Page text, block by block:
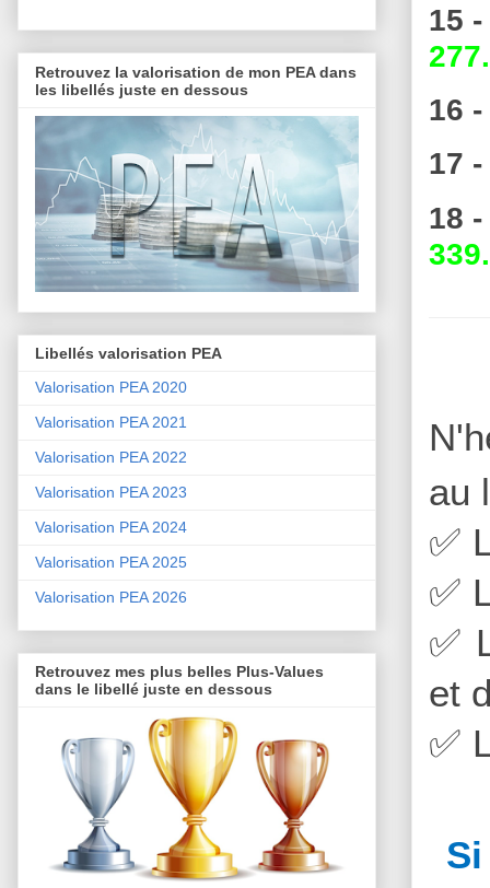
15
16
17
18
au
✅
✅
✅
et
✅
Retrouvez la valorisation de mon PEA dans
les libellés juste en dessous
Libellés valorisation PEA
Valorisation PEA 2020
Valorisation PEA 2021
Valorisation PEA 2022
Valorisation PEA 2023
Valorisation PEA 2024
Valorisation PEA 2025
Valorisation PEA 2026
Retrouvez mes plus belles Plus-Values
dans le libellé juste en dessous